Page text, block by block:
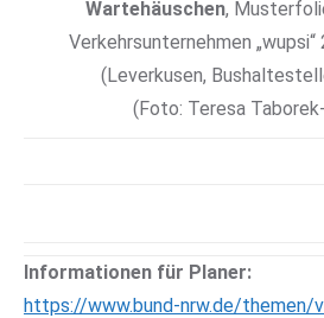
Wartehäuschen,
Verkehrsunternehmen
(Leverkusen,
(Foto: Teresa
Informationen für Planer:
https://www.bund-nrw.de/themen/